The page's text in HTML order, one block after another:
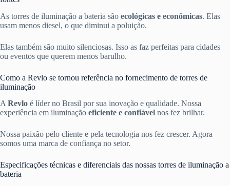
As torres de iluminação a bateria são ecológicas e econômicas. Elas
usam menos diesel, o que diminui a poluição.
Elas também são muito silenciosas. Isso as faz perfeitas para cidades
ou eventos que querem menos barulho.
Como a Revlo se tornou referência no fornecimento de torres de
iluminação
A Revlo é líder no Brasil por sua inovação e qualidade. Nossa
experiência em iluminação eficiente e confiável nos fez brilhar.
Nossa paixão pelo cliente e pela tecnologia nos fez crescer. Agora
somos uma marca de confiança no setor.
Especificações técnicas e diferenciais das nossas torres de iluminação a
bateria